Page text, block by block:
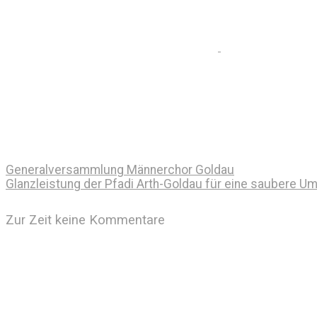
Generalversammlung Männerchor Goldau
Glanzleistung der Pfadi Arth-Goldau für eine saubere
Zur Zeit keine Kommentare